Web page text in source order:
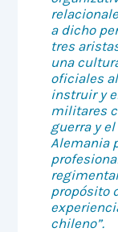
a dicho
tres
una
oficiales
instruir y
militares
guerra y
Alemania
propósito
chileno”.